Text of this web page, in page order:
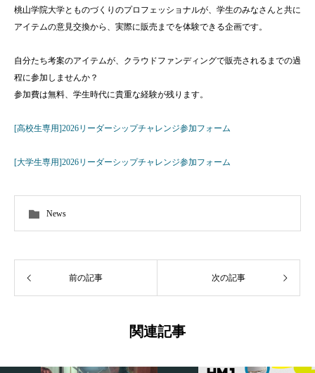
桃山学院大学とものづくりのプロフェッショナルが、学生のみなさんと共に
アイテムの意見交換から、実際に販売までを体験できる企画です。
自分たち考案のアイテムが、クラウドファンディングで販売されるまでの過
程に参加しませんか？
参加費は無料、学生時代に貴重な経験が残ります。
[高校生専用]2026リーダーシップチャレンジ参加フォーム
[大学生専用]2026リーダーシップチャレンジ参加フォーム
News
前の記事 次の記事
関連記事